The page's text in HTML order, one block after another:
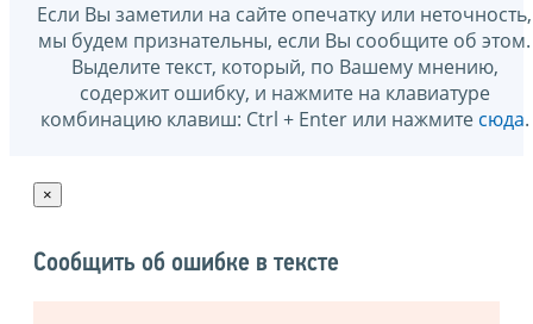
Если Вы заметили на сайте опечатку или неточность,
мы будем признательны, если Вы сообщите об этом.
Выделите текст, который, по Вашему мнению,
содержит ошибку, и нажмите на клавиатуре
комбинацию клавиш: Ctrl + Enter или нажмите сюда.
×
Сообщить об ошибке в тексте